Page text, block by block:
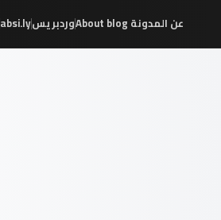
عن المدونة About blog /وردبريس/
absi.ly